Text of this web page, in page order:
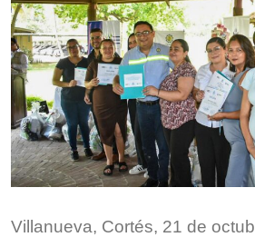
Villanueva, Cortés, 21 de